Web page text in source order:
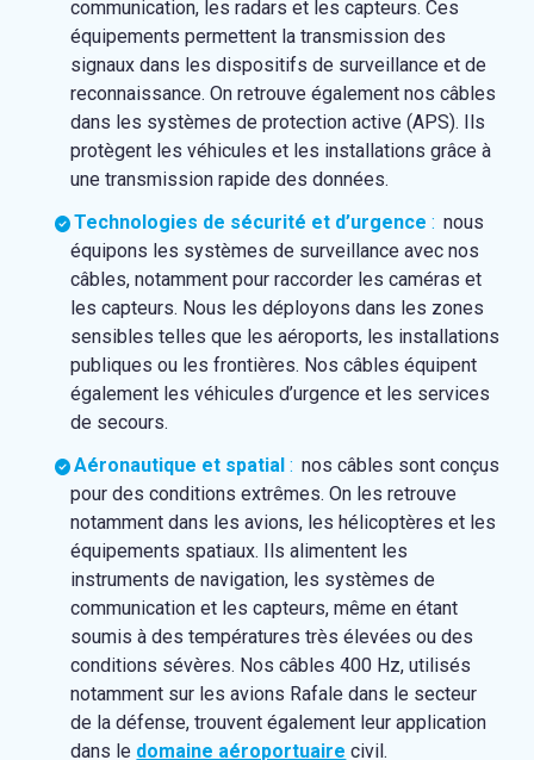
communication, les radars et les capteurs. Ces
équipements permettent la transmission des
signaux dans les dispositifs de surveillance et de
reconnaissance. On retrouve également nos câbles
dans les systèmes de protection active (APS). Ils
protègent les véhicules et les installations grâce à
une transmission rapide des données.
Technologies de sécurité et d’urgence : nous
équipons les systèmes de surveillance avec nos
câbles, notamment pour raccorder les caméras et
les capteurs. Nous les déployons dans les zones
sensibles telles que les aéroports, les installations
publiques ou les frontières. Nos câbles équipent
également les véhicules d’urgence et les services
de secours.
Aéronautique et spatial : nos câbles sont conçus
pour des conditions extrêmes. On les retrouve
notamment dans les avions, les hélicoptères et les
équipements spatiaux. Ils alimentent les
instruments de navigation, les systèmes de
communication et les capteurs, même en étant
soumis à des températures très élevées ou des
conditions sévères. Nos câbles 400 Hz, utilisés
notamment sur les avions Rafale dans le secteur
de la défense, trouvent également leur application
dans le domaine aéroportuaire civil.